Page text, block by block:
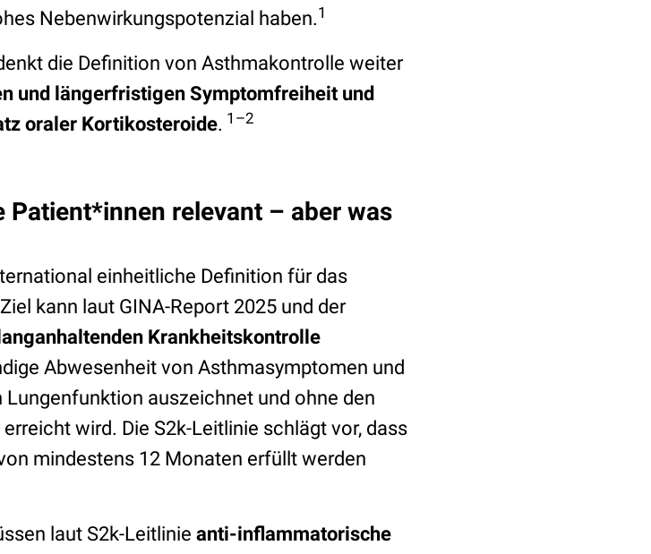
Nebenwirkungspotenzial haben.1
die Definition von Asthmakontrolle weiter
und längerfristigen Symptomfreiheit und
oraler Kortikosteroide. 1–2
relevant – aber was
einheitliche Definition für das
kann laut GINA-Report 2025 und der
Krankheitskontrolle
Abwesenheit von Asthmasymptomen und
auszeichnet und ohne den
wird. Die S2k-Leitlinie schlägt vor, dass
mindestens 12 Monaten erfüllt werden
laut S2k-Leitlinie anti-inflammatorische